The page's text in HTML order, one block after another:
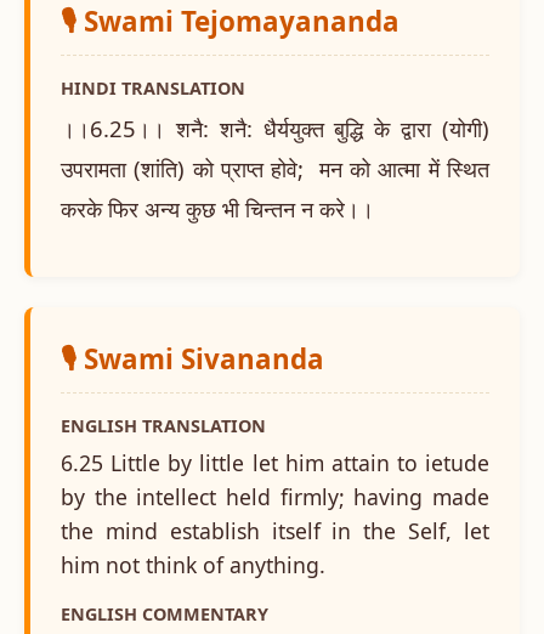
🎙️ Swami Tejomayananda
HINDI TRANSLATION
।।6.25।। शनै: शनै: धैर्ययुक्त बुद्धि के द्वारा (योगी)
उपरामता (शांति) को प्राप्त होवे; मन को आत्मा में स्थित
करके फिर अन्य कुछ भी चिन्तन न करे।।
🎙️ Swami Sivananda
ENGLISH TRANSLATION
6.25 Little by little let him attain to ietude
by the intellect held firmly; having made
the mind establish itself in the Self, let
him not think of anything.
ENGLISH COMMENTARY